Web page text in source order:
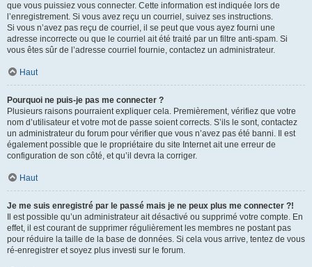
que vous puissiez vous connecter. Cette information est indiquée lors de
l’enregistrement. Si vous avez reçu un courriel, suivez ses instructions.
Si vous n’avez pas reçu de courriel, il se peut que vous ayez fourni une
adresse incorrecte ou que le courriel ait été traité par un filtre anti-spam. Si
vous êtes sûr de l’adresse courriel fournie, contactez un administrateur.
Haut
Pourquoi ne puis-je pas me connecter ?
Plusieurs raisons pourraient expliquer cela. Premièrement, vérifiez que votre
nom d’utilisateur et votre mot de passe soient corrects. S’ils le sont, contactez
un administrateur du forum pour vérifier que vous n’avez pas été banni. Il est
également possible que le propriétaire du site Internet ait une erreur de
configuration de son côté, et qu’il devra la corriger.
Haut
Je me suis enregistré par le passé mais je ne peux plus me connecter ?!
Il est possible qu’un administrateur ait désactivé ou supprimé votre compte. En
effet, il est courant de supprimer régulièrement les membres ne postant pas
pour réduire la taille de la base de données. Si cela vous arrive, tentez de vous
ré-enregistrer et soyez plus investi sur le forum.